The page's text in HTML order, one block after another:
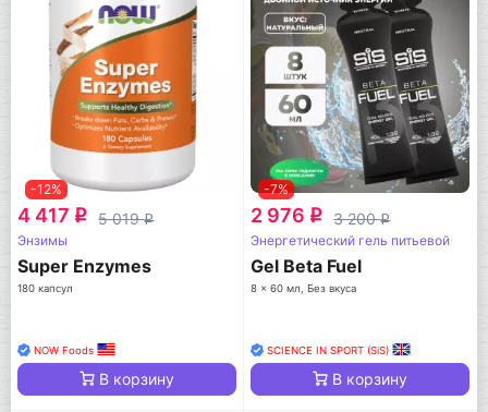
-12%
4 417 q 5 019q
Энзимы
Super Enzymes
180 капсул
NOW Foods
В корзину
-7%
2 976 q 3 200q
Энергетический гель питьевой
Gel Beta Fuel
8 x 60 мл, Без вкуса
SCIENCE IN SPORT (SiS)
В корзину